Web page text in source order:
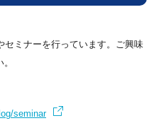
セミナーを行っています。ご興味
seminar